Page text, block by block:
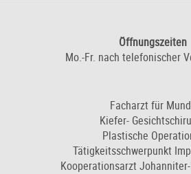
Öffnungszeiten
Mo.-Fr. nach telefonischer
Facharzt für
Kiefer-
Plastische
Tätigkeitsschwerpunkt
Kooperationsarzt